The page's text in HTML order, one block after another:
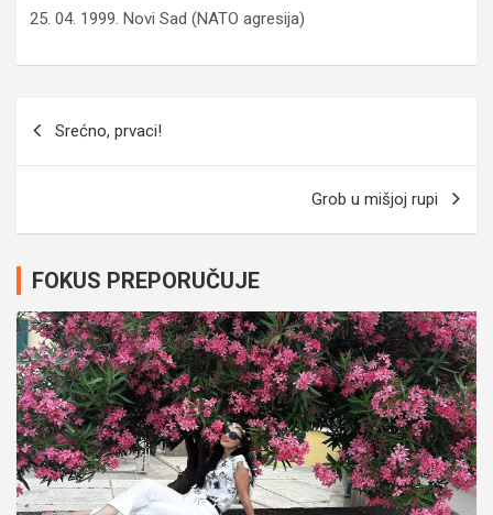
04. 1999. Novi Sad (NATO agresija)
članaka
Srećno, prvaci!
Grob u mišjoj rupi
FOKUS PREPORUČUJE